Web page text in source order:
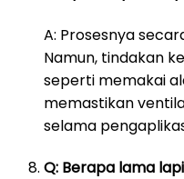
A: Prosesnya
Namun, tindakan
seperti memakai
memastikan
selama
Q: Berapa lama